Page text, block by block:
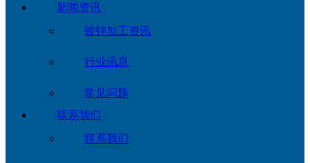
新闻资讯
镀锌加工资讯
行业讯息
常见问题
联系我们
联系我们